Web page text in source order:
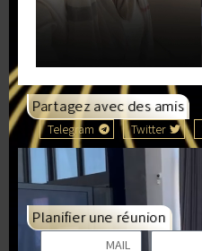
Partagez avec des amis
Twitter
Telegram
Planifier une réunion